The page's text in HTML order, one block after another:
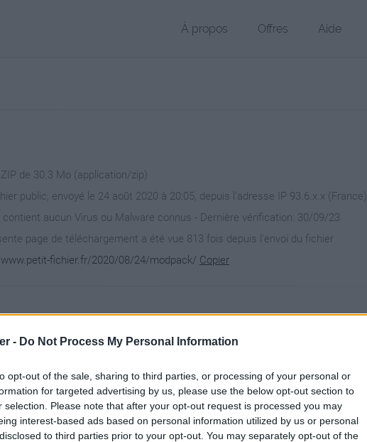
- Do Not Process My Personal Information
opt-out of the sale, sharing to third parties, or processing of your personal or
for targeted advertising by us, please use the below opt-out section to
selection. Please note that after your opt-out request is processed you may
interest-based ads based on personal information utilized by us or personal
to third parties prior to your opt-out. You may separately opt-out of the
À propos Offres Aide
de 30.3 Mo (application/zip)
public, envoyé le 24 août 2020 à 20:05, depuis l'adresse IP 93.6.x.x (France)
contient aucun Virus ou Malware connus - Dernière vérification: 30/09/23
page de téléchargement a été vue 813 fois depuis l'envoi du fichier
fichier.fr/2020/08/24/modpack/ Copier
20-Apr-05 23:40 mods / mamiyaotaru / voxelmap / cache / askipandco.aternos.me / overworld / 1,0.zip
-rw-a--     2.0 fat    71639 b- stor 20-Jul-25 20:05 mods / mamiyaotaru / voxelmap / cache / askipandco.aternos.me / overworld / -1,0.zip
-rw-a--     2.0 fat    22065 b- stor 20-Mar-30 20:14 mods / mamiyaotaru / voxelmap / cache / askipandco.aternos.me / overworld / 1,1.zip
-rw-a--     2.0 fat    70879 b- stor 20-Apr-05 23:40 mods / mamiyaotaru / voxelmap / cache / askipandco.aternos.me / overworld / 1,-1.zip
-rw-a--     2.0 fat    27178 b